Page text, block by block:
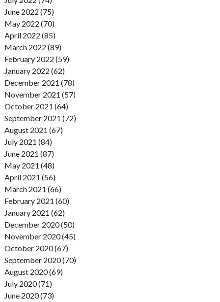
June 2022 (75)
May 2022 (70)
April 2022 (85)
March 2022 (89)
February 2022 (59)
January 2022 (62)
December 2021 (78)
November 2021 (57)
October 2021 (64)
September 2021 (72)
August 2021 (67)
July 2021 (84)
June 2021 (87)
May 2021 (48)
April 2021 (56)
March 2021 (66)
February 2021 (60)
January 2021 (62)
December 2020 (50)
November 2020 (45)
October 2020 (67)
September 2020 (70)
August 2020 (69)
July 2020 (71)
June 2020 (73)